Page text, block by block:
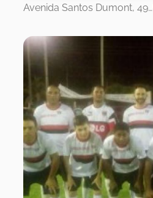
Avenida Santos Dumont, 49…